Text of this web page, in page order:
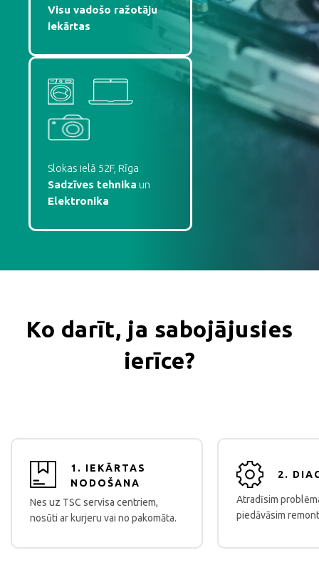
Visu vadošo ražotāju
iekārtas
Slokas ielā 52F, Rīga
Sadzīves tehnika un
Elektronika
Ko darīt, ja sabojājusies
ierīce?
1. IEKĀRTAS
NODOŠANA
Nes uz TSC servisa centriem,
nosūti ar kurjeru vai no pakomāta.
2.
Atradīsim
piedāvāsim